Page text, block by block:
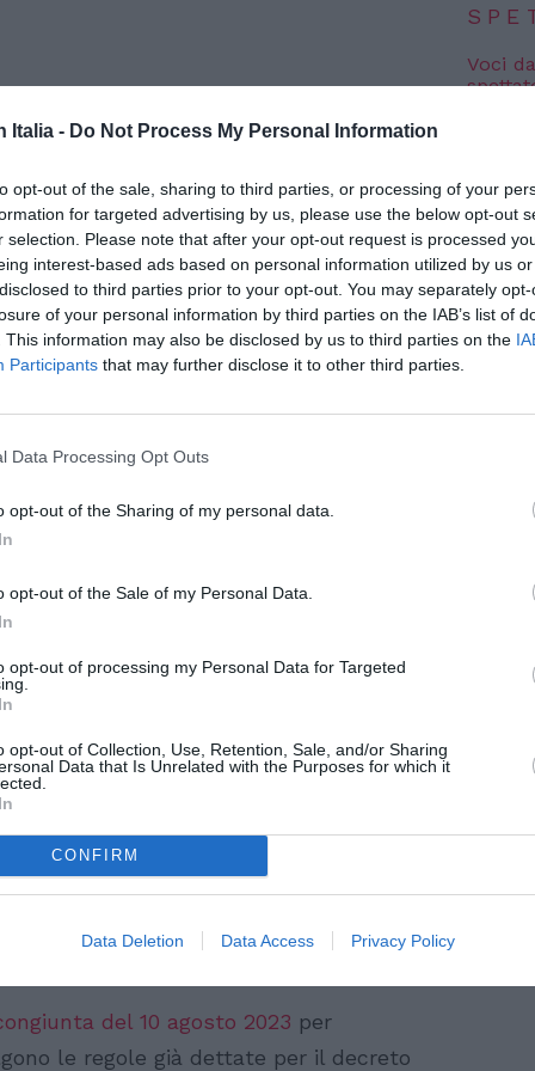
Italia - Do Not Process My Personal Information
opt-out of the sale, sharing to third parties, or processing of your
for targeted advertising by us, please use the below opt-out
selection. Please note that after your opt-out request is processed
interest-based ads based on personal information utilized by us
to third parties prior to your opt-out. You may separately
of your personal information by third parties on the IAB’s list of
This information may also be disclosed by us to third parties on the
Participants that may further disclose it to other third parties.
Data Processing Opt Outs
opt-out of the Sharing of my personal data.
opt-out of the Sale of my Personal Data.
opt-out of processing my Personal Data for Targeted
opt-out of Collection, Use, Retention, Sale, and/or Sharing
Data that Is Unrelated with the Purposes for which it
CONFIRM
Data Deletion Data Access Privacy Policy
pubblicato sulla Gazzetta Ufficiale n.
del Presidente del Consiglio dei
prevede un aumento di40 mila
Le nuove quote si aggiungono
con ildecreto del Presidente del
2022edesauritesi in poche ore(le
sono state oltre 150 mila).
quota aggiuntiva pari a 40.000
ingressi per lavoro stagionale nei
a valere sulle
arrivo, a partire dal clic day del marzo
dei fabbisogni evidenziati dal mondo
relative al lavoro subordinato
agricolo e del settore turistico
aggiungersene per il 2023 ulteriori
dallo
schema di programmazione
dal Governo.
del 10 agosto 2023 per
le regole già dettate per il decreto
Voci
Al
8